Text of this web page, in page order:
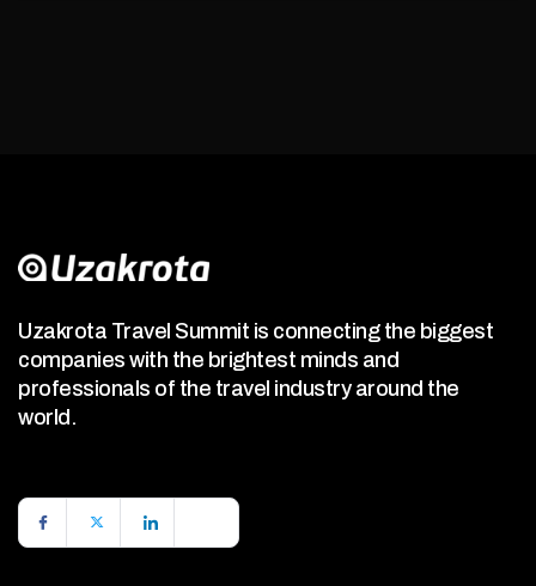
Uzakrota Travel Summit is connecting the biggest
companies with the brightest minds and
professionals of the travel industry around the
world.